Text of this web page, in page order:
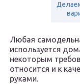
Любая
используется
некоторым
относится и к
руками.